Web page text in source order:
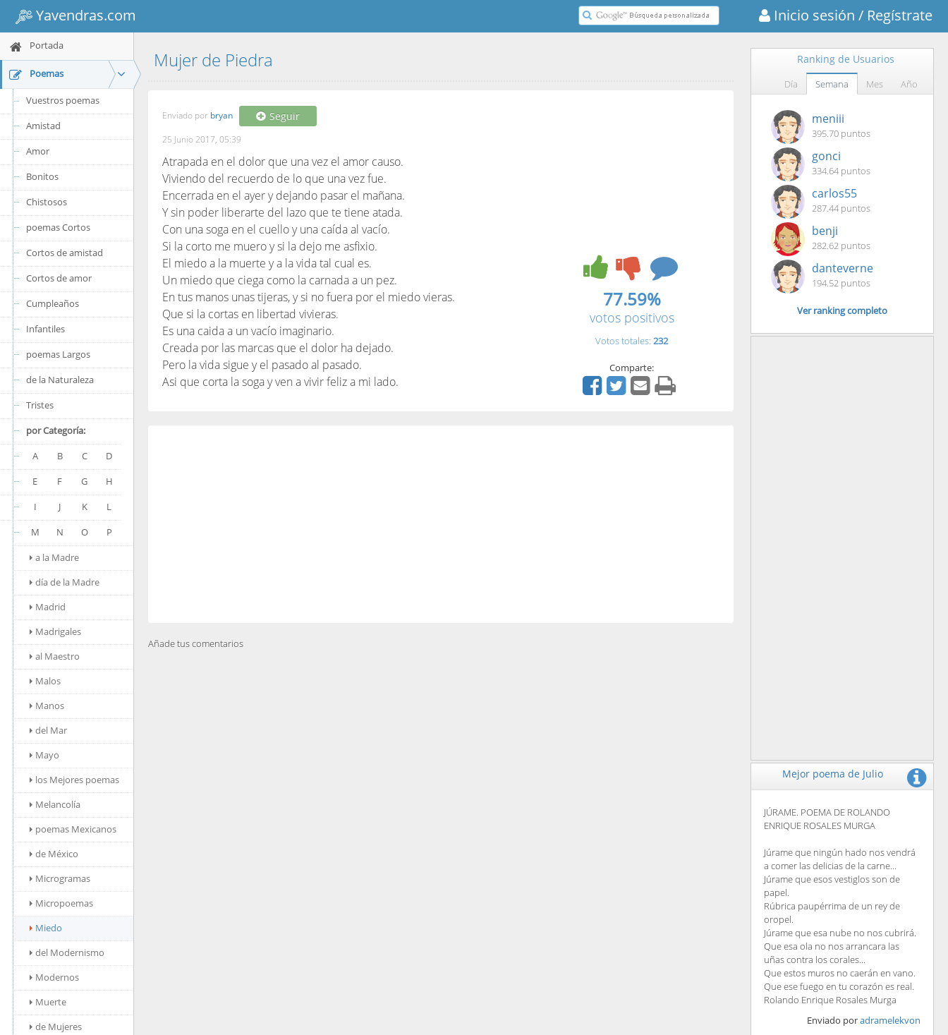
Yavendras.com Inicio sesión / Regístrate
Portada
Poemas
Vuestros poemas
Amistad
Amor
Bonitos
Chistosos
poemas Cortos
Cortos de amistad
Cortos de amor
Cumpleaños
Infantiles
poemas Largos
de la Naturaleza
Tristes
por Categoría:
A
B C
D
E
F G
H
I
J K
L
M
N O
P
a la Madre
día de la Madre
Madrid
Madrigales
al Maestro
Malos
Manos
del Mar
Mayo
los Mejores poemas
Melancolía
poemas Mexicanos
de México
Microgramas
Micropoemas
Miedo
del Modernismo
Modernos
Muerte
de Mujeres
Mujer de Piedra
Enviado por bryan Seguir
25 Junio 2017, 05:39
Atrapada en el dolor que una vez el amor causo.
Viviendo del recuerdo de lo que una vez fue.
Encerrada en el ayer y dejando pasar el mañana.
Y sin poder liberarte del lazo que te tiene atada.
Con una soga en el cuello y una caída al vacío.
Si la corto me muero y si la dejo me asfixio.
El miedo a la muerte y a la vida tal cual es.
Un miedo que ciega como la carnada a un pez.
En tus manos unas tijeras, y si no fuera por el miedo vieras.
Que si la cortas en libertad vivieras.
Es una caida a un vacío imaginario.
Creada por las marcas que el dolor ha dejado.
Pero la vida sigue y el pasado al pasado.
Asi que corta la soga y ven a vivir feliz a mi lado.
77.59%
votos positivos
Votos totales: 232
Comparte:
Añade tus comentarios
Ranking de Usuarios
Día Semana Mes Año
meniii
395.70 puntos
gonci
334.64 puntos
carlos55
287.44 puntos
benji
282.62 puntos
danteverne
194.52 puntos
Ver ranking completo
Mejor poema de Julio
JÚRAME. POEMA DE ROLANDO
ENRIQUE ROSALES MURGA
Júrame que ningún hado nos vendrá
a comer las delicias de la carne...
Júrame que esos vestiglos son de
papel.
Rúbrica paupérrima de un rey de
oropel.
Júrame que esa nube no nos cubrirá.
Que esa ola no nos arrancara las
uñas contra los corales...
Que estos muros no caerán en vano.
Que ese fuego en tu corazón es real.
Rolando Enrique Rosales Murga
Enviado poradramelekvon